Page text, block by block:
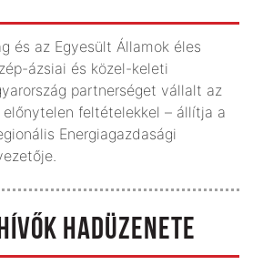
és az Egyesült Államok éles
ázsiai és közel-keleti
partnerséget vállalt az
előnytelen feltételekkel – állítja a
Energiagazdasági
HADÜZENETE